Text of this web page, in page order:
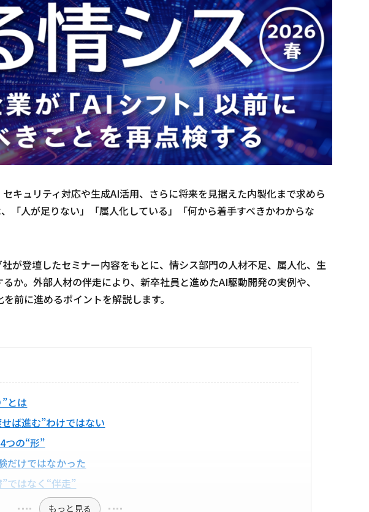
キュリティ対応や生成AI活用、さらに将来を見据えた内製化まで求めら
「人が足りない」「属人化している」「何から着手すべきかわからな
が登壇したセミナー内容をもとに、情シス部門の人材不足、属人化、生
か。外部人材の伴走により、新卒社員と進めたAI駆動開発の実例や、
前に進めるポイントを解説します。
とは
ば進む”わけではない
つの“形”
だけではなかった
ではなく“伴走”
もっと見る